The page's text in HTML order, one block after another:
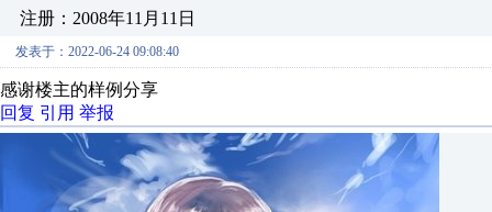
注册：2008年11月11日
发表于：2022-06-24 09:08:40
感谢楼主的样例分享
回复 引用 举报